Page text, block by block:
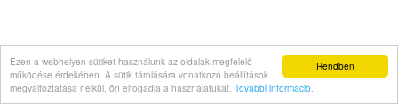
Rendben
Ezen a webhelyen sütiket használunk az oldalak megfelelő
működése érdekében. A sütik tárolására vonatkozó beállítások
megváltoztatása nélkül, ön elfogadja a használatukat. További információ.